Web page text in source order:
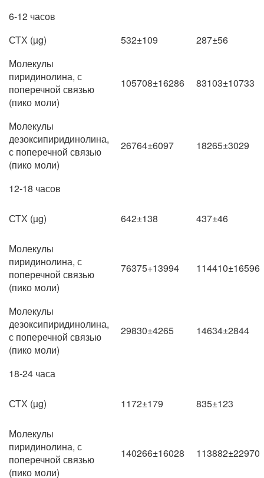
6-12 часов
СТХ (µg)
532±109
287±56
Молекулы
пиридинолина, с
поперечной связью
(пико моли)
105708±16286 83103±10733
Молекулы
дезоксипиридинолина,
с поперечной связью
(пико моли)
26764±6097 18265±3029
12-18 часов
СТХ (µg) 642±138 437±46
Молекулы
пиридинолина, с
поперечной связью
(пико моли)
76375+13994 114410±16596
Молекулы
дезоксипиридинолина,
с поперечной связью
(пико моли)
29830±4265 14634±2844
18-24 часа
СТХ (µg) 1172±179 835±123
Молекулы
пиридинолина, с
поперечной связью
(пико моли)
140266±16028 113882±22970